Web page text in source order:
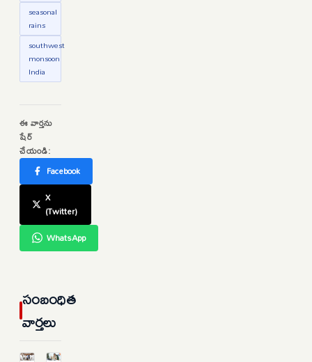
seasonal
rains
southwest
monsoon
India
ఈ వార్తను
షేర్
చేయండి:
Facebook
X
(Twitter)
WhatsApp
సంబంధిత
వార్తలు